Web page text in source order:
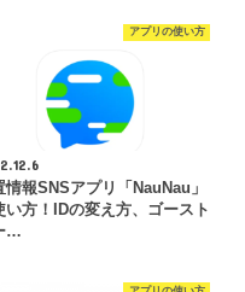
アプリの使い方
情報SNSアプリ「NauNau」
い方！IDの変え方、ゴースト
…